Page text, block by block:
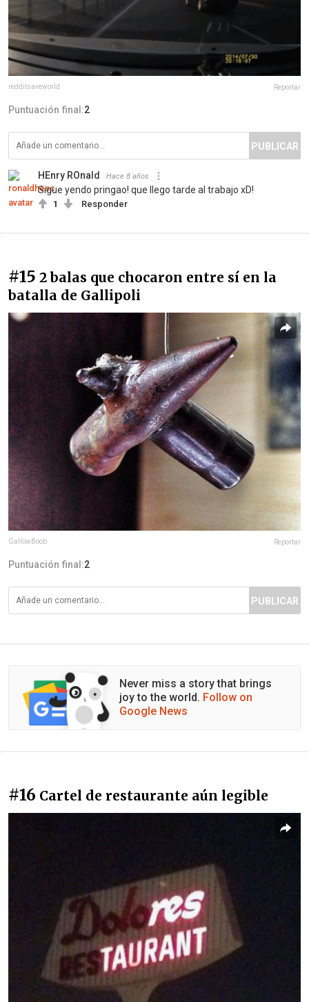
redditsaveworld Reportar
Puntuación final:2
PUBLICAR
HEnry ROnald Hace 8 años
Sigue yendo pringao! que llego tarde al trabajo xD!
1 Responder
#15 2 balas que chocaron entre sí en la
batalla de Gallipoli
GallowBoob Reportar
Puntuación final:2
PUBLICAR
Never miss a story that brings
joy to the world. Follow on
Google News
#16 Cartel de restaurante aún legible